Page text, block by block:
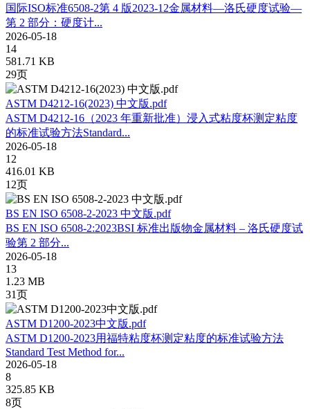
国际ISO标准6508-2第 4 版2023-12金属材料—洛氏硬度试验—
第 2 部分：硬度计...
2026-05-18
14
581.71 KB
29页
ASTM D4212-16(2023) 中文版.pdf
ASTM D4212-16（2023 年重新批准）浸入式粘度杯测定粘度
的标准试验方法Standard...
2026-05-18
12
416.01 KB
12页
BS EN ISO 6508-2-2023 中文版.pdf
BS EN ISO 6508-2:2023BSI 标准出版物金属材料 – 洛氏硬度试
验第 2 部分...
2026-05-18
13
1.23 MB
31页
ASTM D1200-2023中文版.pdf
ASTM D1200-2023用福特粘度杯测定粘度的标准试验方法
Standard Test Method for...
2026-05-18
8
325.85 KB
8页